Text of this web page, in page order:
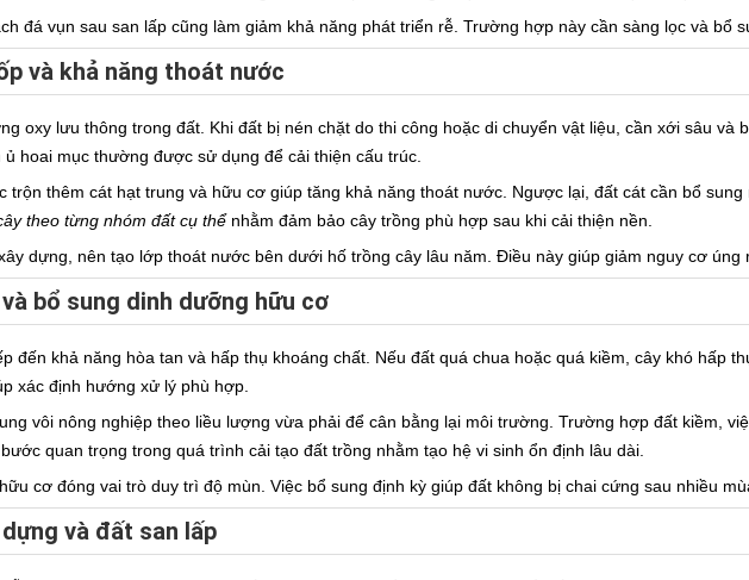
đá vụn sau san lấp cũng làm giảm khả năng phát triển rễ. Trường hợp này cần sàng lọc và bổ
và khả năng thoát nước
oxy lưu thông trong đất. Khi đất bị nén chặt do thi công hoặc di chuyển vật liệu, cần xới sâu và
hoai mục thường được sử dụng để cải thiện cấu trúc.
trộn thêm cát hạt trung và hữu cơ giúp tăng khả năng thoát nước. Ngược lại, đất cát cần bổ
theo từng nhóm đất cụ thểnhằm đảm bảo cây trồng phù hợp sau khi cải thiện nền.
dựng, nên tạo lớp thoát nước bên dưới hố trồng cây lâu năm. Điều này giúp giảm nguy cơ úng
bổ sung dinh dưỡng hữu cơ
đến khả năng hòa tan và hấp thụ khoáng chất. Nếu đất quá chua hoặc quá kiềm, cây khó hấp
xác định hướng xử lý phù hợp.
vôi nông nghiệp theo liều lượng vừa phải để cân bằng lại môi trường. Trường hợp đất kiềm,
quan trọng trong quá trình cải tạo đất trồng nhằm tạo hệ vi sinh ổn định lâu dài.
cơ đóng vai trò duy trì độ mùn. Việc bổ sung định kỳ giúp đất không bị chai cứng sau nhiều
và đất san lấp